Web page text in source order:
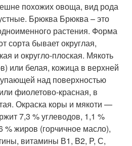
похожих овоща, вид рода
Брюква Брюква – это
растения. Форма
сорта бывает округлая,
и округло-плоская. Мякоть
или белая, кожица в верхней
над поверхностью
фиолетово-красная, в
Окраска коры и мякоти —
7,3 % углеводов, 1,1 %
% жиров (горчичное масло),
витамины В1, B2, P, С,